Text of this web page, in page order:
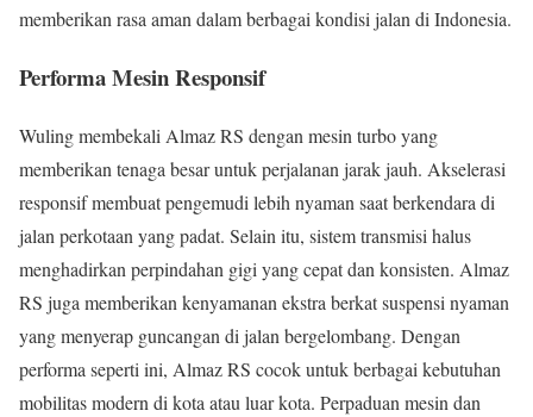
memberikan rasa aman dalam berbagai kondisi jalan di Indonesia.
Performa Mesin Responsif
Wuling membekali Almaz RS dengan mesin turbo yang
memberikan tenaga besar untuk perjalanan jarak jauh. Akselerasi
responsif membuat pengemudi lebih nyaman saat berkendara di
jalan perkotaan yang padat. Selain itu, sistem transmisi halus
menghadirkan perpindahan gigi yang cepat dan konsisten. Almaz
RS juga memberikan kenyamanan ekstra berkat suspensi nyaman
yang menyerap guncangan di jalan bergelombang. Dengan
performa seperti ini, Almaz RS cocok untuk berbagai kebutuhan
mobilitas modern di kota atau luar kota. Perpaduan mesin dan